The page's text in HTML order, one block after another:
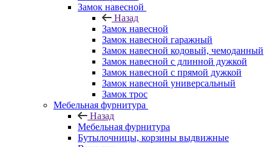
Замок навесной
Назад
Замок навесной
Замок навесной гаражный
Замок навесной кодовый, чемоданный
Замок навесной с длинной дужкой
Замок навесной с прямой дужкой
Замок навесной универсальный
Замок трос
Мебельная фурнитура
Назад
Мебельная фурнитура
Бутылочницы, корзины выдвижные